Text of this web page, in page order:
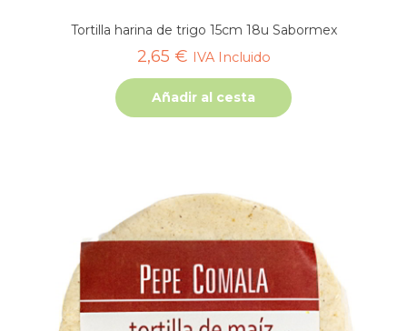
Tortilla harina de trigo 15cm 18u Sabormex
2,65 € IVA Incluido
Añadir al cesta